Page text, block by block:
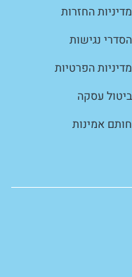
מדיניות החזרות
הסדרי נגישות
מדיניות הפרטיות
ביטול עסקה
חותם אמינות